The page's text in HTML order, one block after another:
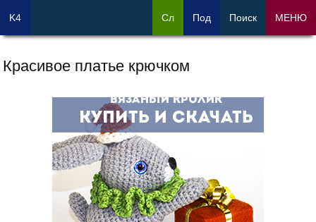
Красивое платье крючком
K4 Сл Под Поиск МЕНЮ